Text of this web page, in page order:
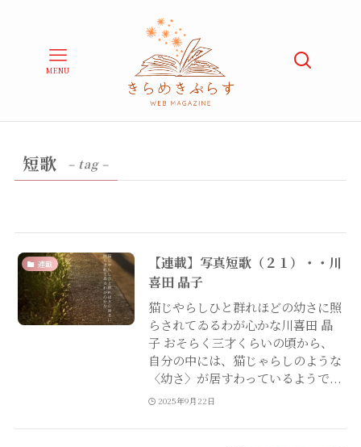
MENU
短歌 – tag –
連載
【連載】写真短歌（２１）・・川
喜田 晶子
猫じやらしひと群れほどの幼さに照
らされてゐるわが心かな川喜田 晶
子 おそらく三才くらいの頃から、
自分の中には、猫じゃらしのような
〈幼さ〉が居すわっているようで...
2025年9月22日